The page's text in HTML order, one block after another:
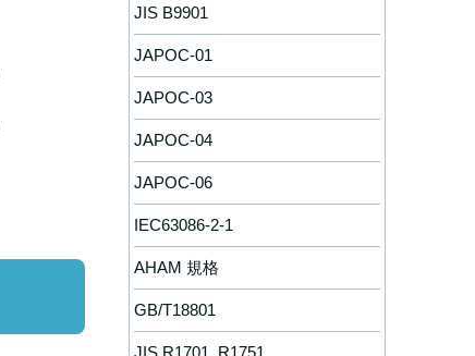
JIS B9901
JAPOC-01
JAPOC-03
JAPOC-04
JAPOC-06
IEC63086-2-1
AHAM 規格
GB/T18801
JIS R1701, R1751